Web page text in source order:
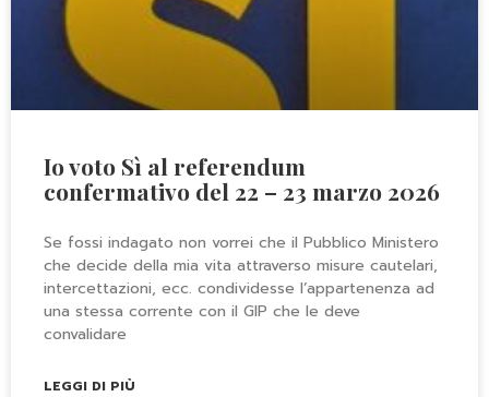
Io voto Sì al referendum
confermativo del 22 – 23 marzo 2026
Se fossi indagato non vorrei che il Pubblico Ministero
che decide della mia vita attraverso misure cautelari,
intercettazioni, ecc. condividesse l’appartenenza ad
una stessa corrente con il GIP che le deve
convalidare
LEGGI DI PIÙ